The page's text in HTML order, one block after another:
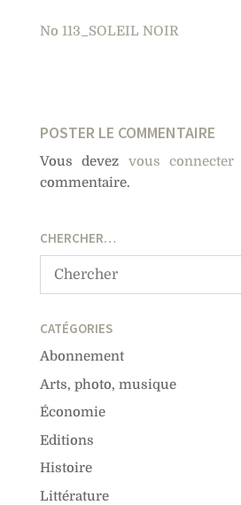
No 113_SOLEIL NOIR
POSTER LE COMMENTAIRE
Vous devez vous connecter
commentaire.
CHERCHER…
CATÉGORIES
Abonnement
Arts, photo, musique
Économie
Editions
Histoire
Littérature